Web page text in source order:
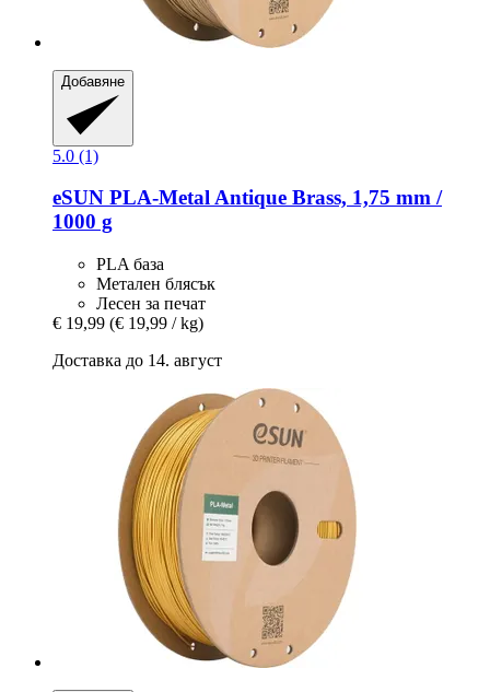
Добавяне
5.0 (1)
eSUN PLA-​Metal Antique Brass, 1,75 mm /
1000 g
PLA база
Метален блясък
Лесен за печат
€ 19,99 (€ 19,99 / kg)
Доставка до 14. август